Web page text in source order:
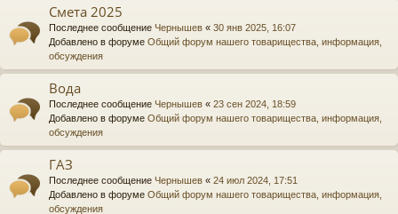
Смета 2025
Последнее сообщение Чернышев « 30 янв 2025, 16:07
Добавлено в форуме Общий форум нашего товарищества, информация,
обсуждения
Вода
Последнее сообщение Чернышев « 23 сен 2024, 18:59
Добавлено в форуме Общий форум нашего товарищества, информация,
обсуждения
ГАЗ
Последнее сообщение Чернышев « 24 июл 2024, 17:51
Добавлено в форуме Общий форум нашего товарищества, информация,
обсуждения